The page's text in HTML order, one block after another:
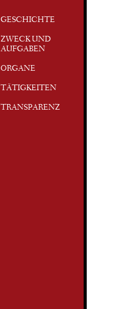
GESCHICHTE
ZWECK UND
AUFGABEN
ORGANE
TÄTIGKEITEN
TRANSPARENZ